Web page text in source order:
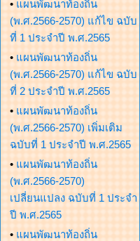
• แผนพัฒนาท้องถิ่น
(พ.ศ.2566-2570) แก้ไข ฉบับ
ที่ 1 ประจำปี พ.ศ.2565
• แผนพัฒนาท้องถิ่น
(พ.ศ.2566-2570) แก้ไข ฉบับ
ที่ 2 ประจำปี พ.ศ.2565
• แผนพัฒนาท้องถิ่น
(พ.ศ.2566-2570) เพิ่มเติม
ฉบับที่ 1 ประจำปี พ.ศ.2565
• แผนพัฒนาท้องถิ่น
(พ.ศ.2566-2570)
เปลี่ยนแปลง ฉบับที่ 1 ประจำ
ปี พ.ศ.2565
• แผนพัฒนาท้องถิ่น